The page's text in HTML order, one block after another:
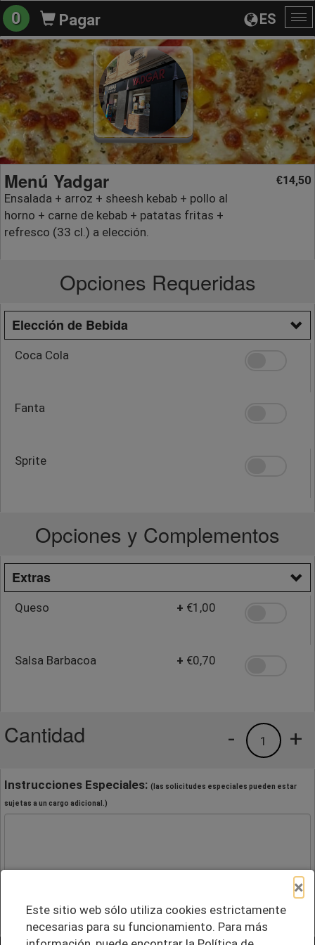
ES
0 Pagar
Menú Yadgar
Ensalada + arroz + sheesh kebab + pollo al
horno + carne de kebab + patatas fritas +
refresco (33 cl.) a elección.
€14,50
Opciones Requeridas
Elección de Bebida
Coca Cola
Fanta
Sprite
Opciones y Complementos
Extras
Queso + €1,00
Salsa Barbacoa + €0,70
Cantidad +
1
-
Instrucciones Especiales: (las solicitudes especiales pueden estar
sujetas a un cargo adicional.)
×
Este sitio web sólo utiliza cookies estrictamente
necesarias para su funcionamiento. Para más